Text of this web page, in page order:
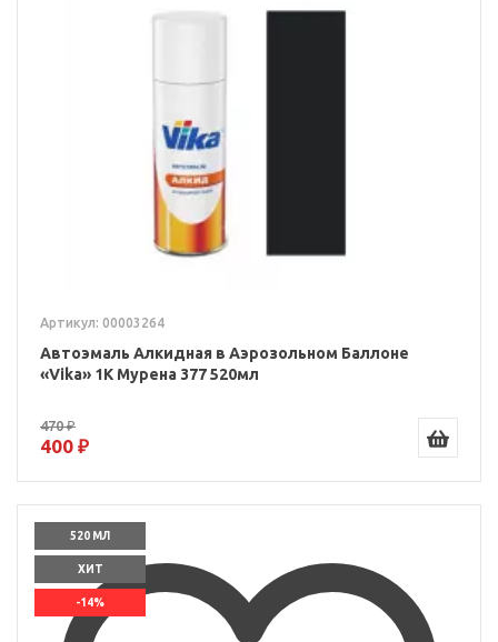
Артикул: 00003264
Автоэмаль Алкидная в Аэрозольном Баллоне
«Vika» 1K Мурена 377 520мл
470 ₽
400 ₽
520 МЛ
ХИТ
-14%